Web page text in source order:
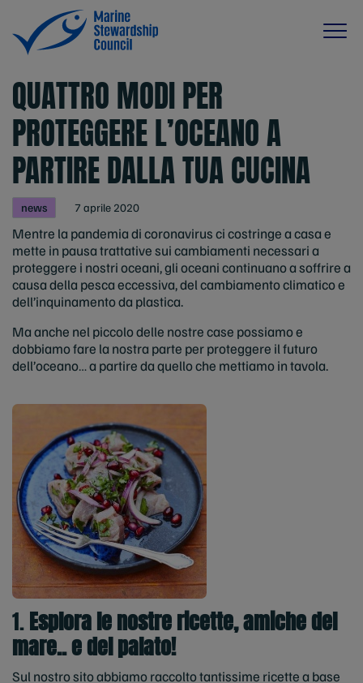
QUATTRO MODI PER
PROTEGGERE L’OCEANO A
PARTIRE DALLA TUA CUCINA
news 7 aprile 2020
Mentre la pandemia di coronavirus ci costringe a casa e
mette in pausa trattative sui cambiamenti necessari a
proteggere i nostri oceani, gli oceani continuano a soffrire a
causa della pesca eccessiva, del cambiamento climatico e
dell’inquinamento da plastica.
Ma anche nel piccolo delle nostre case possiamo e
dobbiamo fare la nostra parte per proteggere il futuro
dell’oceano… a partire da quello che mettiamo in tavola.
1.Esplora le nostre ricette, amiche del
mare.. e del palato!
Sul nostro sito abbiamo raccolto tantissime ricette a base